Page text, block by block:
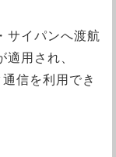
サイパンへ渡航
用され、
信を利用でき